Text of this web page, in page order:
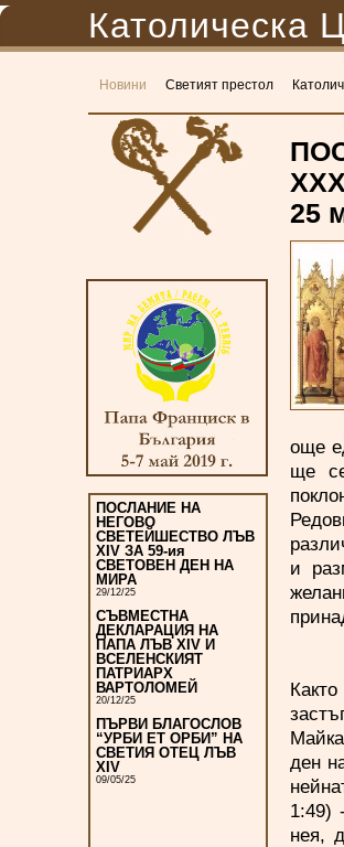
Католическа
Новини Светият престол
ПОСЛАНИЕ НА
НЕГОВО
СВЕТЕЙШЕСТВО ЛЪВ
XIV ЗА 59-ия
СВЕТОВЕН ДЕН НА
МИРА
29/12/25
СЪВМЕСТНА
ДЕКЛАРАЦИЯ НА
ПАПА ЛЪВ XIV И
ВСЕЛЕНСКИЯТ
ПАТРИАРХ
ВАРТОЛОМЕЙ
20/12/25
ПЪРВИ БЛАГОСЛОВ
“УРБИ ЕТ ОРБИ” НА
СВЕТИЯ ОТЕЦ ЛЪВ
XIV
09/05/25
25
още
ще
и
ден
1:49)
нея,